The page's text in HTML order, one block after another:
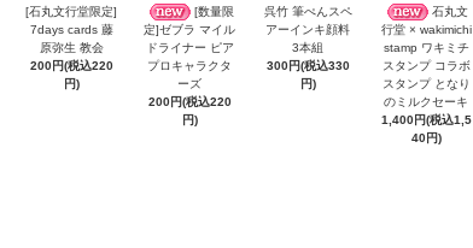
[石丸文行堂限定]
7days cards 藤
原弥生 教会
200円(税込220
円)
[数量限
定]ゼブラ マイル
ドライナー ピア
プロキャラクタ
ーズ
200円(税込220
円)
呉竹 筆ぺんスペ
アーインキ顔料
3本組
300円(税込330
円)
石丸文
行堂 × wakimichi
stamp ワキミチ
スタンプ コラボ
スタンプ となり
のミルクセーキ
1,400円(税込1,5
40円)